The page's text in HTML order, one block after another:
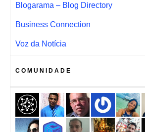
Blogarama – Blog Directory
Business Connection
Voz da Notícia
COMUNIDADE